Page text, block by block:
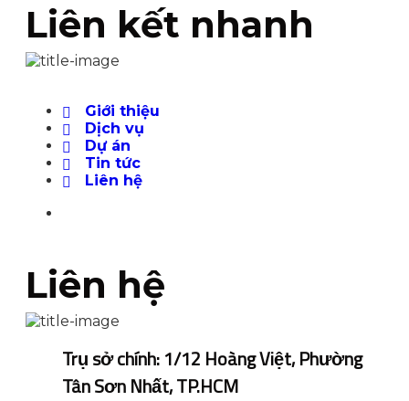
Liên kết nhanh
Giới thiệu
Dịch vụ
Dự án
Tin tức
Liên hệ
Liên hệ
Trụ sở chính: 1/12 Hoàng Việt, Phường
Tân Sơn Nhất, TP.HCM